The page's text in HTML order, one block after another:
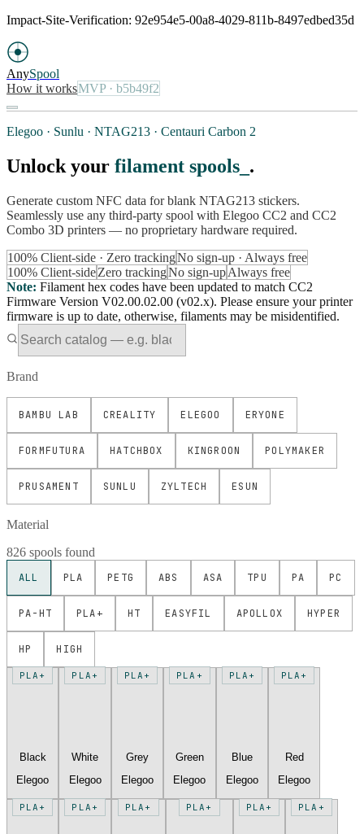
Impact-Site-Verification: 92e954e5-00a8-4029-811b-8497edbed35d
AnySpool
How it worksMVP· b5b49f2
Elegoo · Sunlu · NTAG213 · Centauri Carbon 2
Unlock your filament spools .
Generate custom NFC data for blank NTAG213 stickers.
Seamlessly use any third-party spool with Elegoo CC2 and CC2
Combo 3D printers — no proprietary hardware required.
100% Client-side · Zero trackingNo sign-up · Always free
100% Client-sideZero trackingNo sign-upAlways free
Note: Filament hex codes have been updated to match CC2
Firmware Version V02.00.02.00 (v02.x). Please ensure your printer
firmware is up to date, otherwise, filaments may be misidentified.
Brand
BAMBU LAB CREALITY ELEGOO ERYONE
FORMFUTURA HATCHBOX KINGROON POLYMAKER
PRUSAMENT SUNLU ZYLTECH ESUN
Material
826 spools found
ALL PLA PETG ABS ASA TPU PA PC
PA-HT PLA+ HT EASYFIL APOLLOX HYPER
HP HIGH
PLA+
Black
Elegoo
PLA+
White
Elegoo
PLA+
Grey
Elegoo
PLA+
Green
Elegoo
PLA+
Blue
Elegoo
PLA+
Red
Elegoo
PLA+ PLA+ PLA+ PLA+ PLA+ PLA+